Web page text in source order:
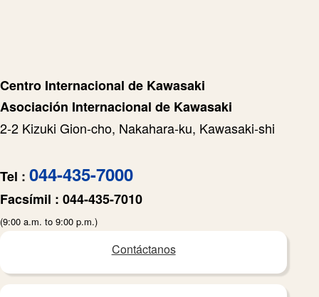
Centro Internacional de Kawasaki
Asociación Internacional de Kawasaki
2-2 Kizuki Gion-cho, Nakahara-ku, Kawasaki-shi
Tel : 044-435-7000
Facsímil : 044-435-7010
(9:00 a.m. to 9:00 p.m.)
Contáctanos